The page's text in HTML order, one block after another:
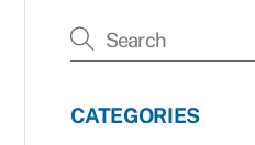
CATEGORIES